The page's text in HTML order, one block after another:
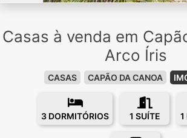
Casas à venda em
Arco Íris
CASAS CAPÃO DA CANOA
3 DORMITÓRIOS 1 SUÍTE 1